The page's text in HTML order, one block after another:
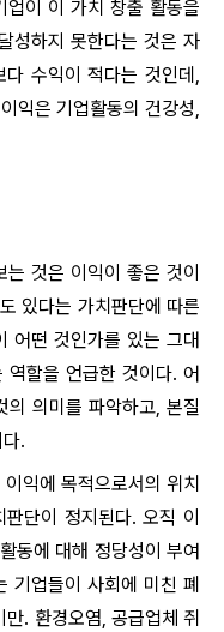
업이 이 가치 창출 활동을
성하지 못한다는 것은 자
수익이 적다는 것인데,
익은 기업활동의 건강성,
것은 이익이 좋은 것이
있다는 가치판단에 따른
어떤 것인가를 있는 그대
역할을 언급한 것이다. 어
의 의미를 파악하고, 본질
.
이익에 목적으로서의 위치
단이 정지된다. 오직 이
동에 대해 정당성이 부여
기업들이 사회에 미친 폐
. 환경오염, 공급업체 쥐